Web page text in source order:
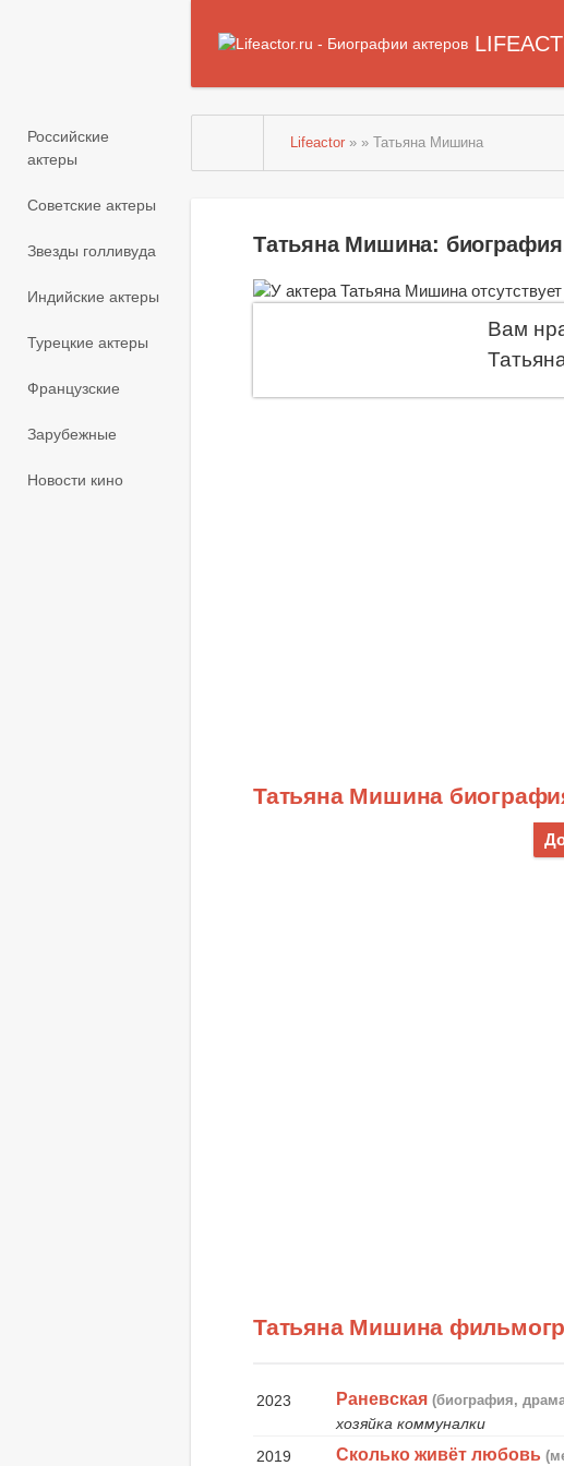
Российские
актеры
Советские актеры
Звезды голливуда
Индийские актеры
Турецкие актеры
Французские
Зарубежные
Новости кино
Lifeactor » » Татьяна Мишина
Татьяна Мишина:
Вам
Татьяна Мишина
Татьяна Мишина
2023 Раневская (биография,
хозяйка коммуналки
2019
Сколько живёт любовь